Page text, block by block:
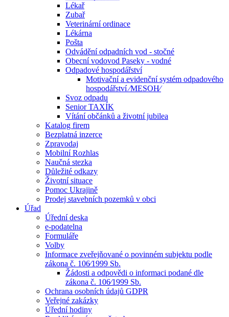
Lékař
Zubař
Veterinární ordinace
Lékárna
Pošta
Odvádění odpadních vod - stočné
Obecní vodovod Paseky - vodné
Odpadové hospodářství
Motivační a evidenční systém odpadového
hospodářství ⁄MESOH⁄
Svoz odpadu
Senior TAXÍK
Vítání občánků a životní jubilea
Katalog firem
Bezplatná inzerce
Zpravodaj
Mobilní Rozhlas
Naučná stezka
Důležité odkazy
Životní situace
Pomoc Ukrajině
Prodej stavebních pozemků v obci
Úřad
Úřední deska
e-podatelna
Formuláře
Volby
Informace zveřejňované o povinném subjektu podle
zákona č. 106⁄1999 Sb.
Žádosti a odpovědi o informaci podané dle
zákona č. 106⁄1999 Sb.
Ochrana osobních údajů GDPR
Veřejné zakázky
Úřední hodiny